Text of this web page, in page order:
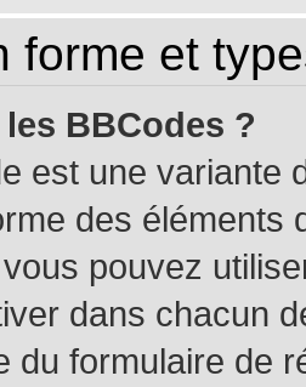
forme et
BBCodes ?
est une variante
des éléments
pouvez
dans chacun
du formulaire de